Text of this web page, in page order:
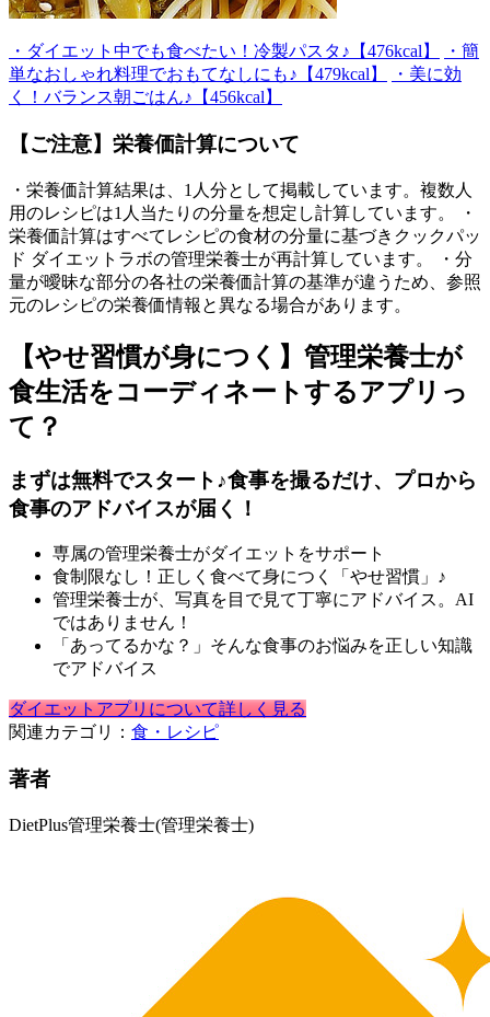
・ダイエット中でも食べたい！冷製パスタ♪【476kcal】
・簡
単なおしゃれ料理でおもてなしにも♪【479kcal】
・美に効
く！バランス朝ごはん♪【456kcal】
【ご注意】栄養価計算について
・栄養価計算結果は、1人分として掲載しています。複数人
用のレシピは1人当たりの分量を想定し計算しています。 ・
栄養価計算はすべてレシピの食材の分量に基づきクックパッ
ド ダイエットラボの管理栄養士が再計算しています。 ・分
量が曖昧な部分の各社の栄養価計算の基準が違うため、参照
元のレシピの栄養価情報と異なる場合があります。
【やせ習慣が身につく】管理栄養士が
食生活をコーディネートするアプリっ
て？
まずは無料でスタート♪食事を撮るだけ、プロから
食事のアドバイスが届く！
専属の管理栄養士がダイエットをサポート
食制限なし！正しく食べて身につく「やせ習慣」♪
管理栄養士が、写真を目で見て丁寧にアドバイス。AI
ではありません！
「あってるかな？」そんな食事のお悩みを正しい知識
でアドバイス
ダイエットアプリについて詳しく見る
関連カテゴリ： 食・レシピ
著者
DietPlus管理栄養士(管理栄養士)